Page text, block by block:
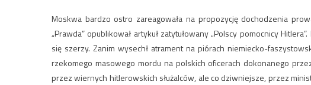
Moskwa bardzo ostro zareagowała na propozycję dochodzenia
„Prawda” opublikował artykuł zatytułowany „Polscy pomocnicy
się szerzy. Zanim wysechł atrament na piórach niemiecko-
rzekomego masowego mordu na polskich oficerach dokonanego
przez wiernych hitlerowskich służalców, ale co dziwniejsze, przez